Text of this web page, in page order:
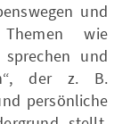
und
wie
und
der z. B.
persönliche